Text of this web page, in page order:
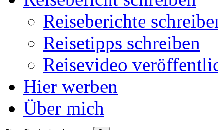
Reiseberichte
Reisetipps schreiben
Reisevideo
Hier werben
Über mich